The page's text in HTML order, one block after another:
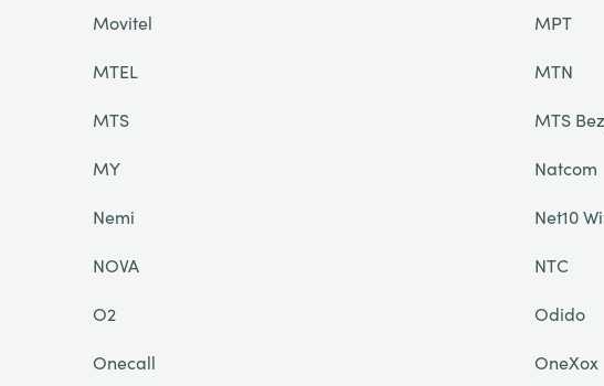
Movitel
MPT
MTEL
MTN
MTS
MTS
MY
Natcom
Nemi
Net10
NOVA
NTC
O2
Odido
Onecall
OneXox